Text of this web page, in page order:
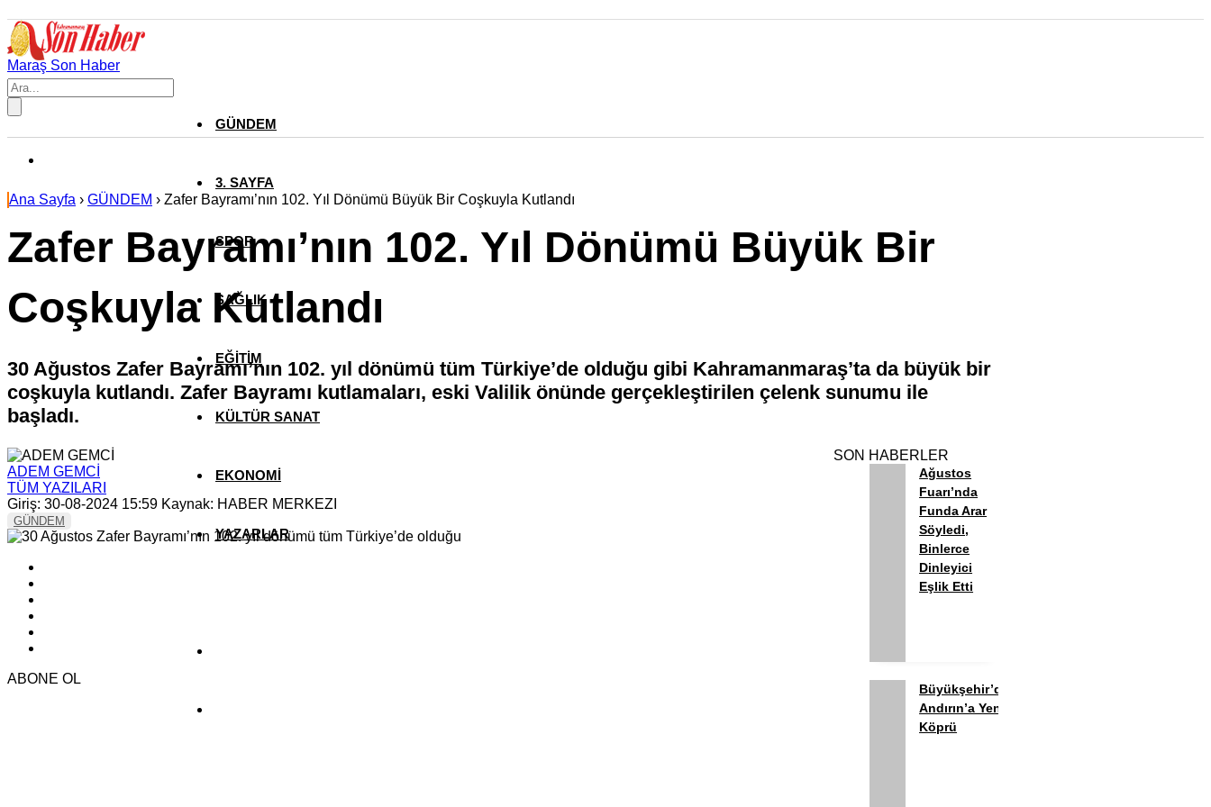
Maraş Son Haber
GÜNDEM
3. SAYFA
SPOR
SAĞLIK
EĞİTİM
KÜLTÜR SANAT
EKONOMİ
YAZARLAR
Ana Sayfa › GÜNDEM › Zafer Bayramı’nın 102. Yıl Dönümü Büyük Bir Coşkuyla Kutlandı
Zafer Bayramı’nın 102. Yıl Dönümü Büyük Bir
Coşkuyla Kutlandı
30 Ağustos Zafer Bayramı’nın 102. yıl dönümü tüm Türkiye’de olduğu gibi Kahramanmaraş’ta da büyük bir
coşkuyla kutlandı. Zafer Bayramı kutlamaları, eski Valilik önünde gerçekleştirilen çelenk sunumu ile
başladı.
ADEM GEMCİ
TÜM YAZILARI
Giriş: 30-08-2024 15:59 Kaynak: HABER MERKEZI
GÜNDEM
ABONE OL
SON HABERLER
Ağustos
Fuarı’nda
Funda Arar
Söyledi,
Binlerce
Dinleyici
Eşlik Etti
Büyükşehir’den
Andırın’a Yeni
Köprü